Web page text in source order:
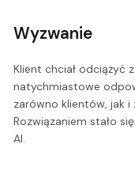
Wyzwanie
Klient chciał odciążyć
natychmiastowe
zarówno klientów, jak i
Rozwiązaniem stało
AI.